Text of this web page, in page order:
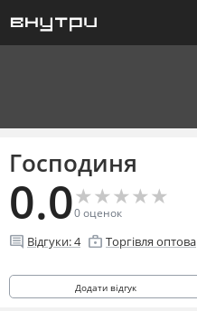
Господиня
0.0★
★★
★★
★★
★★
★
0оценок
comment Відгуки:4 enterprise Торгівля оптова
Додати відгук